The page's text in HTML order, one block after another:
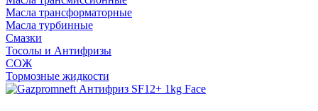
Масла трансформаторные
Масла турбинные
Смазки
Тосолы и Антифризы
СОЖ
Тормозные жидкости